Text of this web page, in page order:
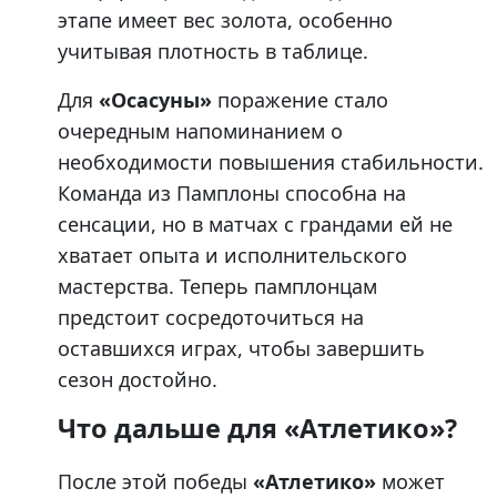
этапе имеет вес золота, особенно
учитывая плотность в таблице.
Для «Осасуны» поражение стало
очередным напоминанием о
необходимости повышения стабильности.
Команда из Памплоны способна на
сенсации, но в матчах с грандами ей не
хватает опыта и исполнительского
мастерства. Теперь памплонцам
предстоит сосредоточиться на
оставшихся играх, чтобы завершить
сезон достойно.
Что дальше для «Атлетико»?
После этой победы «Атлетико» может